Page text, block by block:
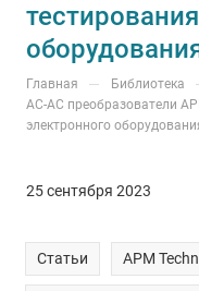
Главная — Библиотека
AC-AC преобразователи
электронного
25 сентября 2023
Статьи APM